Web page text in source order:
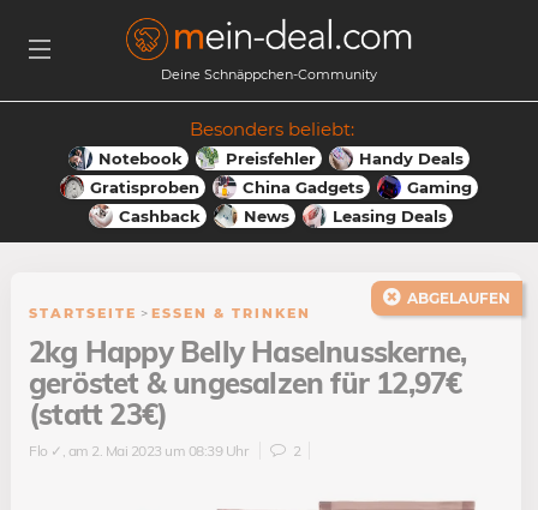
Deine Schnäppchen-Community
Besonders beliebt:
Notebook Preisfehler
Handy Deals
Gratisproben
China Gadgets
Gaming
Cashback
News Leasing Deals
STARTSEITE > ESSEN & TRINKEN
2kg Happy Belly Haselnusskerne,
geröstet & ungesalzen für 12,97€
(statt 23€)
ABGELAUFEN
Flo ✓ , am 2. Mai 2023 um 08:39 Uhr 2